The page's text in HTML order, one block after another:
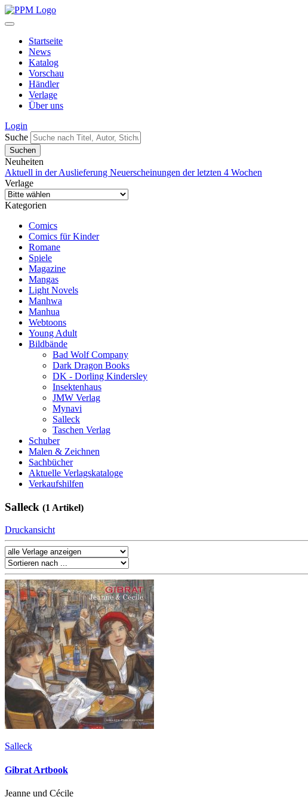
Startseite
News
Katalog
Vorschau
Händler
Verlage
Über uns
Login
Suche
Neuheiten
Aktuell in der Auslieferung Neuerscheinungen der letzten 4 Wochen
Verlage
Kategorien
Comics
Comics für Kinder
Romane
Spiele
Magazine
Mangas
Light Novels
Manhwa
Manhua
Webtoons
Young Adult
Bildbände
Bad Wolf Company
Dark Dragon Books
DK - Dorling Kindersley
Insektenhaus
JMW Verlag
Mynavi
Salleck
Taschen Verlag
Schuber
Malen & Zeichnen
Sachbücher
Aktuelle Verlagskataloge
Verkaufshilfen
Salleck (1 Artikel)
Druckansicht
Salleck
Gibrat Artbook
Jeanne und Cécile